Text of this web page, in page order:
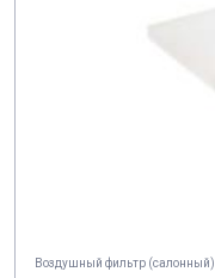
Воздушный фильтр (салонный)